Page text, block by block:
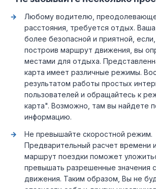
Любому водителю,
расстояния, требуется отдых.
более безопасной и приятной,
построив маршрут движения, вы
местами для отдыха.
карта имеет различные режимы.
результатом работы простых
пользователей и обращайтесь к
карта". Возможно, там вы найдете
информацию.
Не превышайте скоростной режим.
Предварительный расчет времени
маршрут поездки поможет
превышать разрешенные значения
движения. Таким образом, Вы не